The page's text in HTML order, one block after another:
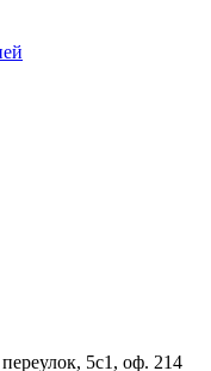
5с1, оф. 214